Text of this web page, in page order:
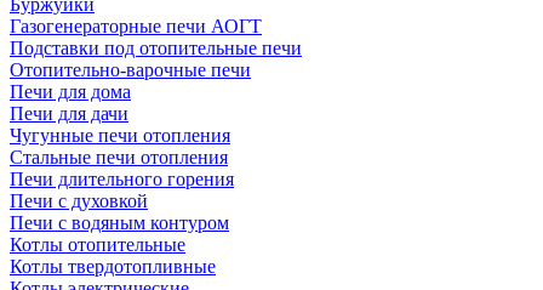
Буржуйки
Газогенераторные печи АОГТ
Подставки под отопительные печи
Отопительно-варочные печи
Печи для дома
Печи для дачи
Чугунные печи отопления
Стальные печи отопления
Печи длительного горения
Печи с духовкой
Печи с водяным контуром
Котлы отопительные
Котлы твердотопливные